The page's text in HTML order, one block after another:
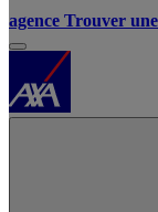
agence Trouver